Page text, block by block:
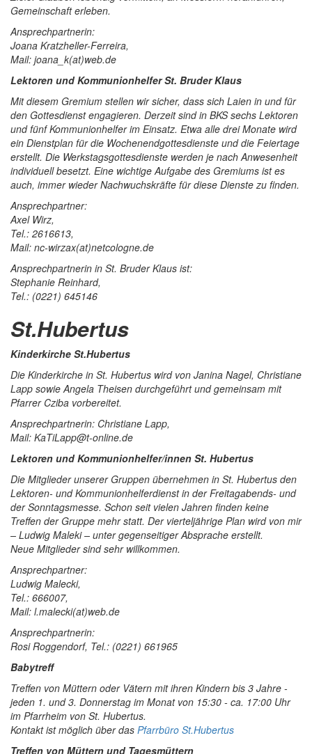
Gemeinschaft erleben.
Ansprechpartnerin:
Joana Kratzheller-Ferreira,
Mail: joana_k(at)web.de
Lektoren und Kommunionhelfer St. Bruder Klaus
Mit diesem Gremium stellen wir sicher, dass sich Laien in und für
den Gottesdienst engagieren. Derzeit sind in BKS sechs Lektoren
und fünf Kommunionhelfer im Einsatz. Etwa alle drei Monate wird
ein Dienstplan für die Wochenendgottesdienste und die Feiertage
erstellt. Die Werkstagsgottesdienste werden je nach Anwesenheit
individuell besetzt. Eine wichtige Aufgabe des Gremiums ist es
auch, immer wieder Nachwuchskräfte für diese Dienste zu finden.
Ansprechpartner:
Axel Wirz,
Tel.: 2616613,
Mail: nc-wirzax(at)netcologne.de
Ansprechpartnerin in St. Bruder Klaus ist:
Stephanie Reinhard,
Tel.: (0221) 645146
St.Hubertus
Kinderkirche St.Hubertus
Die Kinderkirche in St. Hubertus wird von Janina Nagel, Christiane
Lapp sowie Angela Theisen durchgeführt und gemeinsam mit
Pfarrer Cziba vorbereitet.
Ansprechpartnerin: Christiane Lapp,
Mail: KaTiLapp@t-online.de
Lektoren und Kommunionhelfer/innen St. Hubertus
Die Mitglieder unserer Gruppen übernehmen in St. Hubertus den
Lektoren- und Kommunionhelferdienst in der Freitagabends- und
der Sonntagsmesse. Schon seit vielen Jahren finden keine
Treffen der Gruppe mehr statt. Der vierteljährige Plan wird von mir
– Ludwig Maleki – unter gegenseitiger Absprache erstellt.
Neue Mitglieder sind sehr willkommen.
Ansprechpartner:
Ludwig Malecki,
Tel.: 666007,
Mail: l.malecki(at)web.de
Ansprechpartnerin:
Rosi Roggendorf, Tel.: (0221) 661965
Babytreff
Treffen von Müttern oder Vätern mit ihren Kindern bis 3 Jahre -
jeden 1. und 3. Donnerstag im Monat von 15:30 - ca. 17:00 Uhr
im Pfarrheim von St. Hubertus.
Kontakt ist möglich über das Pfarrbüro St.Hubertus
Treffen von Müttern und Tagesmüttern